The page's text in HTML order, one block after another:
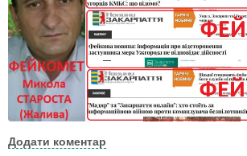
Додати коментар